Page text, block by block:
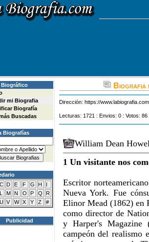
Biográfico
mi Biografia
Biografía
Buscadas
Biografías
C D E F G H
I
L M N O P Q
R
U V W X Y Z #
Publicidad
Biografia
Dirección: https://
Lecturas: 1721 : Envios: 0 : Votos:
William Dean
1 Un visitante nos
Escritor
Nueva York. Fue
Elinor Mead (1862) en
como director de
y Harper's Magazine
campeón del realismo